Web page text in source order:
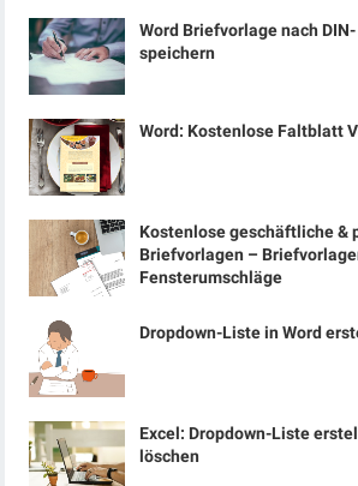
Word Briefvorlage nach
speichern
Word: Kostenlose Faltblatt
Kostenlose geschäftliche &
Briefvorlagen –
Fensterumschläge
Dropdown-Liste in Word
Excel: Dropdown-Liste
löschen